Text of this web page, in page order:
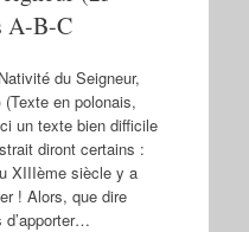
A-B-C
du Seigneur,
en polonais,
un texte bien difficile
diront certains :
XIIIème siècle y a
! Alors, que dire
d’apporter…